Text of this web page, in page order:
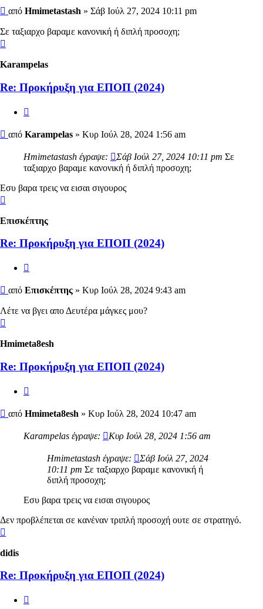
Δημοσίευση
από Hmimetastash » Σάβ Ιούλ 27, 2024 10:11 pm
Σε ταξιαρχο βαραμε κανονική ή διπλή προσοχη;
Karampelas
Re: Προκήρυξη για ΕΠΟΠ (2024)
Δημοσίευση
από Karampelas » Κυρ Ιούλ 28, 2024 1:56 am
Hmimetastash έγραψε: Σάβ Ιούλ 27, 2024 10:11 pm Σε
ταξιαρχο βαραμε κανονική ή διπλή προσοχη;
Εσυ βαρα τρεις να εισαι σιγουρος
Επισκέπτης
Re: Προκήρυξη για ΕΠΟΠ (2024)
Δημοσίευση
από Επισκέπτης » Κυρ Ιούλ 28, 2024 9:43 am
Λέτε να βγει απο Δευτέρα μάγκες μου?
Hmimeta8esh
Re: Προκήρυξη για ΕΠΟΠ (2024)
Δημοσίευση
από Hmimeta8esh » Κυρ Ιούλ 28, 2024 10:47 am
Karampelas έγραψε: Κυρ Ιούλ 28, 2024 1:56 am
Hmimetastash έγραψε:
Σάβ Ιούλ 27, 2024
10:11 pm Σε ταξιαρχο βαραμε κανονική ή
διπλή προσοχη;
Εσυ βαρα τρεις να εισαι σιγουρος
Δεν προβλέπεται σε κανέναν τριπλή προσοχή ουτε σε στρατηγό.
didis
Re: Προκήρυξη για ΕΠΟΠ (2024)